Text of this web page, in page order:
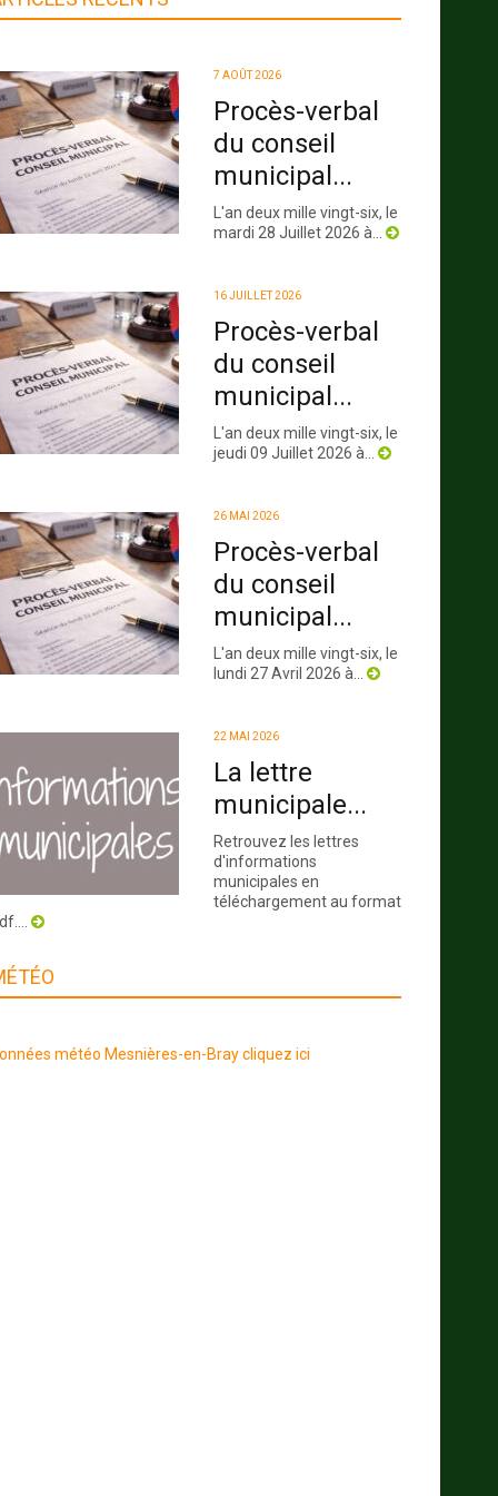
7 AOÛT 2026
Procès-verbal
du conseil
municipal...
L'an deux mille vingt-six, le
mardi 28 Juillet 2026 à...
16 JUILLET 2026
Procès-verbal
du conseil
municipal...
L'an deux mille vingt-six, le
jeudi 09 Juillet 2026 à...
26 MAI 2026
Procès-verbal
du conseil
municipal...
L'an deux mille vingt-six, le
lundi 27 Avril 2026 à...
22 MAI 2026
La lettre
municipale...
Retrouvez les lettres
d'informations
municipales en
téléchargement au format
météo Mesnières-en-Bray cliquez ici